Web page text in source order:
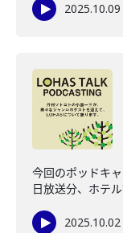
2025.10.09
今回のポッドキ
日放送分、ホテ
2025.10.02